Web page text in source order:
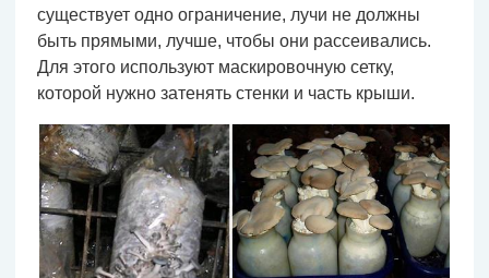
существует одно ограничение, лучи не должны
быть прямыми, лучше, чтобы они рассеивались.
Для этого используют маскировочную сетку,
которой нужно затенять стенки и часть крыши.